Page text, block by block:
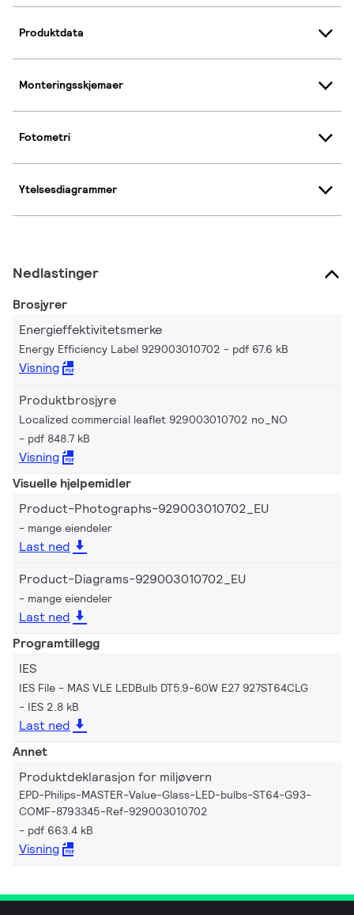
Produktdata
Monteringsskjemaer
Fotometri
Ytelsesdiagrammer
Nedlastinger
Brosjyrer
Energieffektivitetsmerke
Energy Efficiency Label 929003010702 pdf 67.6 kB
Visning
Produktbrosjyre
Localized commercial leaflet 929003010702 no_NO
pdf 848.7 kB
Visning
Visuelle hjelpemidler
Product-Photographs-929003010702_EU
mange eiendeler
Last ned
Product-Diagrams-929003010702_EU
mange eiendeler
Last ned
Programtillegg
IES
IES File - MAS VLE LEDBulb DT5.9-60W E27 927ST64CLG
IES 2.8 kB
Last ned
Annet
Produktdeklarasjon for miljøvern
EPD-Philips-MASTER-Value-Glass-LED-bulbs-ST64-G93-
COMF-8793345-Ref-929003010702
pdf 663.4 kB
Visning